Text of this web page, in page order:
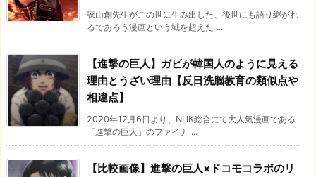
諫山創先生がこの世に生み出した、後世にも語り継がれ
るであろう漫画という域を超えた ...
【進撃の巨人】ガビが韓国人のように見える
理由とうざい理由【反日洗脳教育の類似点や
相違点】
2020年12月6日より、NHK総合にて大人気漫画である
「進撃の巨人」のファイナ ...
【比較画像】進撃の巨人×ドコモコラボのリ